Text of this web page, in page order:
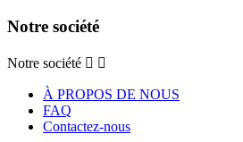
Notre société
Notre société  
À PROPOS DE NOUS
FAQ
Contactez-nous